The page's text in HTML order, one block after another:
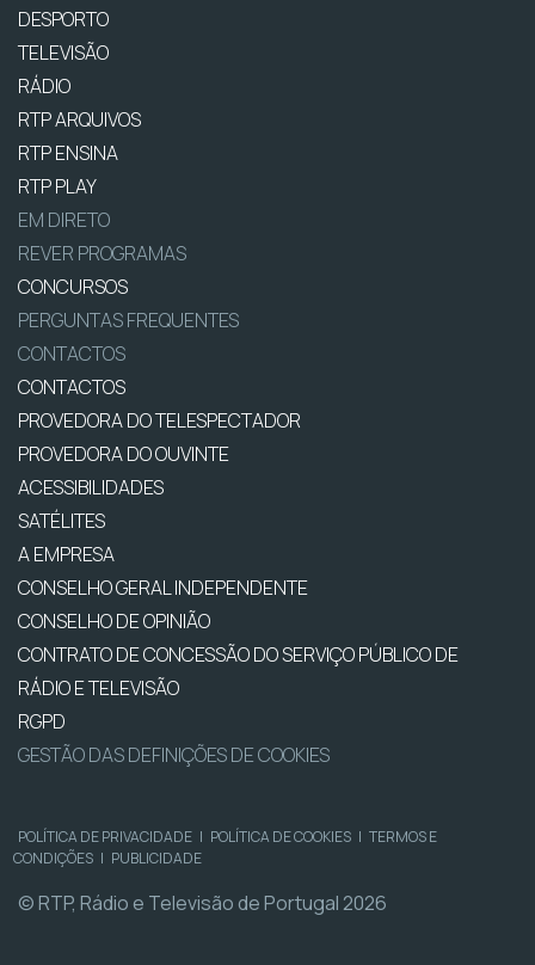
DESPORTO
TELEVISÃO
RÁDIO
RTP ARQUIVOS
RTP ENSINA
RTP PLAY
EM DIRETO
REVER PROGRAMAS
CONCURSOS
PERGUNTAS FREQUENTES
CONTACTOS
CONTACTOS
PROVEDORA DO TELESPECTADOR
PROVEDORA DO OUVINTE
ACESSIBILIDADES
SATÉLITES
A EMPRESA
CONSELHO GERAL INDEPENDENTE
CONSELHO DE OPINIÃO
CONTRATO DE CONCESSÃO DO SERVIÇO PÚBLICO DE
RÁDIO E TELEVISÃO
RGPD
GESTÃO DAS DEFINIÇÕES DE COOKIES
POLÍTICA DE PRIVACIDADE | POLÍTICA DE COOKIES | TERMOS E
CONDIÇÕES | PUBLICIDADE
© RTP, Rádio e Televisão de Portugal 2026